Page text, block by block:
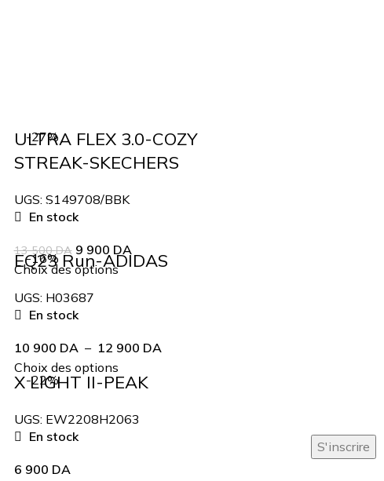
-27%
ULTRA FLEX 3.0-COZY
STREAK-SKECHERS
UGS: S149708/BBK
En stock
13 500DA 9 900 DA
Choix des options
-16%
EQ23 Run-ADIDAS
UGS: H03687
En stock
10 900 DA – 12 900 DA
Choix des options
-22%
X LIGHT II-PEAK
UGS: EW2208H2063
En stock
6 900 DA